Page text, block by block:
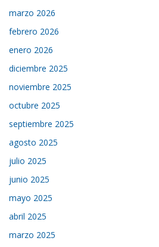
marzo 2026
febrero 2026
enero 2026
diciembre 2025
noviembre 2025
octubre 2025
septiembre 2025
agosto 2025
julio 2025
junio 2025
mayo 2025
abril 2025
marzo 2025